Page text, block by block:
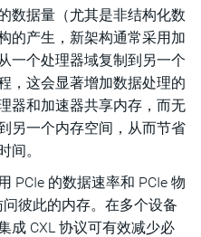
数据量（尤其是非结构化数
的产生，新架构通常采用加
一个处理器域复制到另一个
，这会显著增加数据处理的
器和加速器共享内存，而无
另一个内存空间，从而节省
间。
PCIe 的数据速率和 PCIe 物
彼此的内存。在多个设备
成 CXL 协议可有效减少必